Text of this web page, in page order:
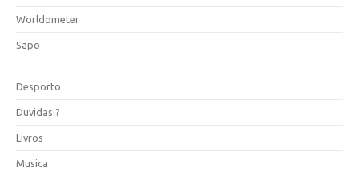
Worldometer
Sapo
Desporto
Duvidas ?
Livros
Musica